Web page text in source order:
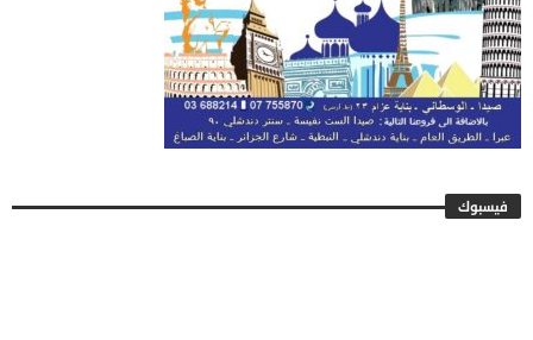
فيسبوك